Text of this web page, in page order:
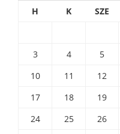
H K SZE
3
4 5
10
11 12
17
18 19
24
25 26